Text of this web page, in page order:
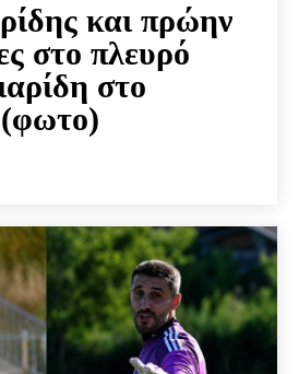
και πρώην
στο πλευρό
στο
(φωτο)